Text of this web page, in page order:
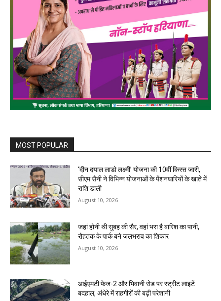
MOST POPULAR
‘दीन दयाल लाडो लक्ष्मी’ योजना की 10वीं किस्त जारी,
सीएम सैनी ने विभिन्न योजनाओं के पेंशनधारियों के खाते में
राशि डाली
August 10, 2026
जहां होनी थी सुबह की सैर, वहां भरा है बारिश का पानी,
रोहतक के पार्क बने जलभराव का शिकार
August 10, 2026
आईएमटी फेज-2 और भिवानी रोड पर स्ट्रीट लाइटें
बदहाल, अंधेरे में राहगीरों की बढ़ी परेशानी